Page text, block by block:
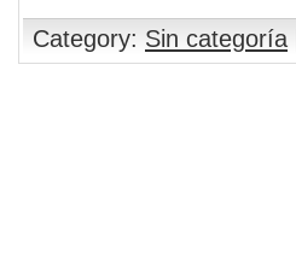
Category: Sin categoría